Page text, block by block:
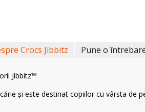
Crocs Jibbitz Pune o
Jibbitz™
și este destinat copiilor cu vârsta de